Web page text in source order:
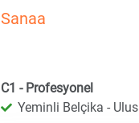
Sanaa
C1 - Profesyonel
Yeminli Belçika -